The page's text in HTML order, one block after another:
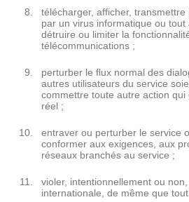
télécharger, afficher,
par un virus informatique ou
détruire ou limiter la
télécommunications ;
perturber le flux normal des
autres utilisateurs du service
commettre toute autre action
réel ;
entraver ou perturber le service
conformer aux exigences, aux
réseaux branchés au service ;
violer, intentionnellement ou
internationale, de même que